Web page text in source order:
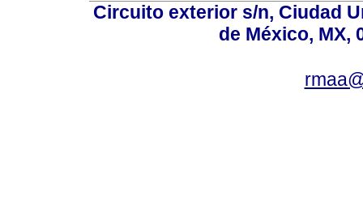
Circuito exterior s/n, Ciudad
de México, MX,